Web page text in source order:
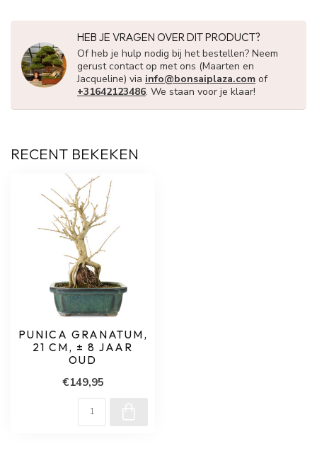
HEB JE VRAGEN OVER DIT PRODUCT?
Of heb je hulp nodig bij het bestellen? Neem
gerust contact op met ons (Maarten en
Jacqueline) via info@bonsaiplaza.com of
+31642123486. We staan voor je klaar!
RECENT BEKEKEN
PUNICA GRANATUM,
21 CM, ± 8 JAAR
OUD
€149,95